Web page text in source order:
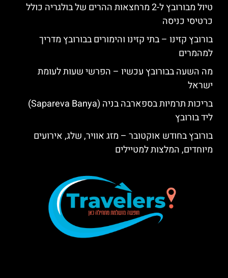
טיול מבורובץ ל-2 מרחצאות ההרים של בולגריה כולל
כרטיסי כניסה
בורובץ קזינו – בתי קזינו והימורים בבורובץ מדריך
למהמרים
מה השעה בבורובץ עכשיו – הפרשי שעות לעומת
ישראל
בריכות תרמיות בספארבה בניה (Sapareva Banya)
ליד בורובץ
בורובץ בחודש אוקטובר – מזג אוויר, שלג, אירועים
מיוחדים, המלצות למטיילים